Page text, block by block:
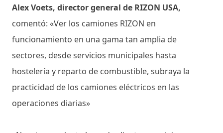
Alex Voets, director general de RIZON USA,
comentó: «Ver los camiones RIZON en
funcionamiento en una gama tan amplia de
sectores, desde servicios municipales hasta
hostelería y reparto de combustible, subraya la
practicidad de los camiones eléctricos en las
operaciones diarias»